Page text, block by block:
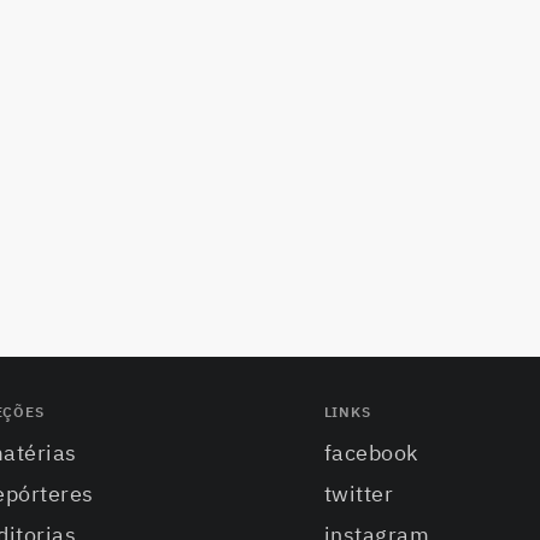
LINKS
facebook
twitter